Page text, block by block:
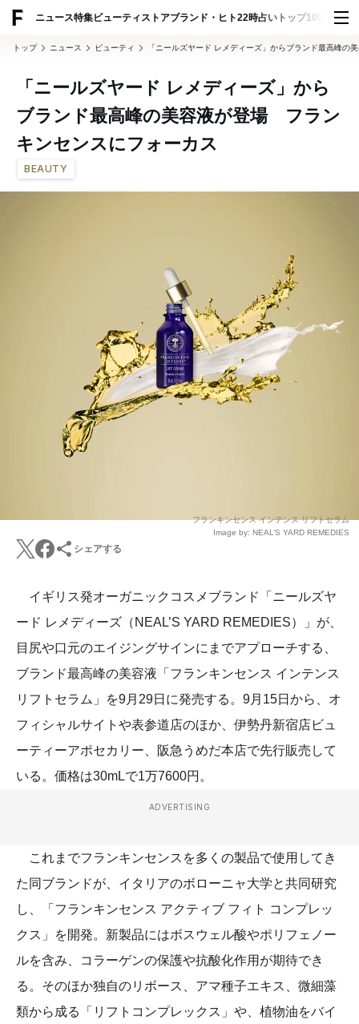
ニュース特集ビューティ ストアブランド・ヒト22時占い トップ100 スナッ
トップ ニュース ビューティ 「ニールズヤード レメディーズ」からブランド最高峰
「ニールズヤード レメディーズ」から
ブランド最高峰の美容液が登場 フラン
キンセンスにフォーカス
BEAUTY
フランキンセンス インテンス リフトセラム
Image by: NEAL’S YARD REMEDIES
シェアする
イギリス発オーガニックコスメブランド「ニールズヤ
ード レメディーズ（NEAL’S YARD REMEDIES）」が、
目尻や口元のエイジングサインにまでアプローチする、
ブランド最高峰の美容液「フランキンセンス インテンス
リフトセラム」を9月29日に発売する。9月15日から、オ
フィシャルサイトや表参道店のほか、伊勢丹新宿店ビュ
ーティーアポセカリー、阪急うめだ本店で先行販売して
いる。価格は30mLで1万7600円。
ADVERTISING
これまでフランキンセンスを多くの製品で使用してき
た同ブランドが、イタリアのボローニャ大学と共同研究
し、「フランキンセンス アクティブ フィト コンプレッ
クス」を開発。新製品にはボスウェル酸やポリフェノー
ルを含み、コラーゲンの保護や抗酸化作用が期待でき
る。そのほか独自のリボース、アマ種子エキス、微細藻
類から成る「リフトコンプレックス」や、植物油をバイ